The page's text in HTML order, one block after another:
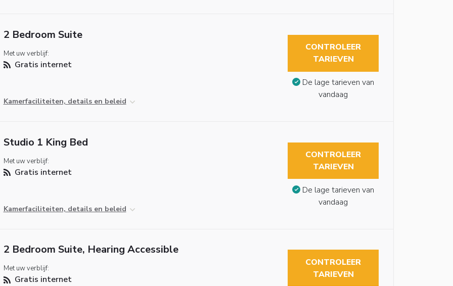
2 Bedroom Suite
Met uw verblijf:
Gratis internet
Kamerfaciliteiten, details en beleid
CONTROLEER
TARIEVEN
De lage tarieven van
vandaag
Studio 1 King Bed
Met uw verblijf:
Gratis internet
Kamerfaciliteiten, details en beleid
CONTROLEER
TARIEVEN
De lage tarieven van
vandaag
2 Bedroom Suite, Hearing Accessible
Met uw verblijf:
Gratis internet
CONTROLEER
TARIEVEN